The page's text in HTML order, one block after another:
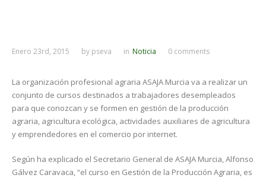
Enero 23rd, 2015 by pseva in Noticia 0 comments
La organización profesional agraria ASAJA Murcia va a realizar un
conjunto de cursos destinados a trabajadores desempleados
para que conozcan y se formen en gestión de la producción
agraria, agricultura ecológica, actividades auxiliares de agricultura
y emprendedores en el comercio por internet.
Según ha explicado el Secretario General de ASAJA Murcia, Alfonso
Gálvez Caravaca, “el curso en Gestión de la Producción Agraria, es